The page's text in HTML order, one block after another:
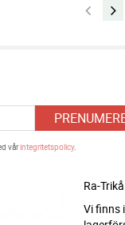
vårintegritetspolicy.
Ra-Trikå
Vi finns